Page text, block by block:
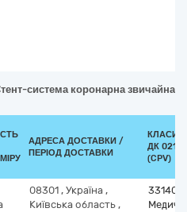
система коронарна звичайна
АДРЕСА ДОСТАВКИ /
ПЕРІОД ДОСТАВКИ
ДК
(CPV)
08301 , Україна ,
Київська область ,
Медичні